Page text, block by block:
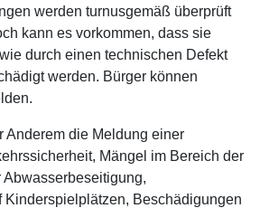
werden turnusgemäß überprüft
kann es vorkommen, dass sie
durch einen technischen Defekt
werden. Bürger können
Anderem die Meldung einer
Mängel im Bereich der
Kinderspielplätzen, Beschädigungen